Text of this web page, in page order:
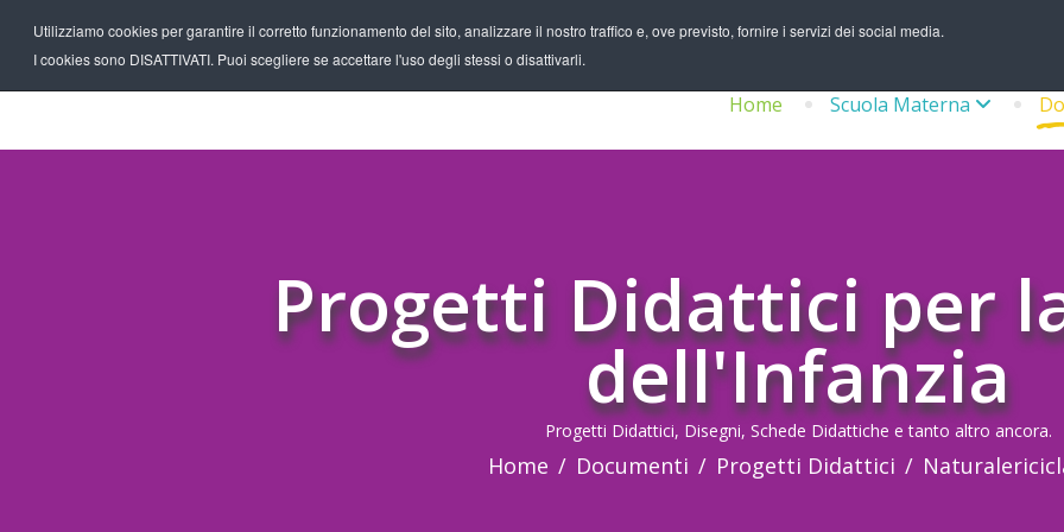
Utilizziamo cookies per garantire il corretto funzionamento del sito, analizzare il nostro traffico e, ove previsto, fornire i servizi dei social media.
I cookies sono DISATTIVATI. Puoi scegliere se accettare l'uso degli stessi o disattivarli.
Home Scuola Materna
Progetti Didattici per
dell'Infanzia
Progetti Didattici, Disegni, Schede Didattiche e tanto altro ancora.
Home Documenti Progetti Didattici